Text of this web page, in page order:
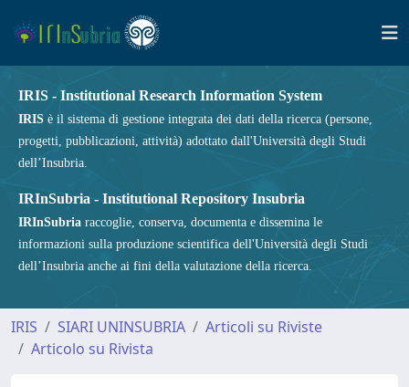
IRIS - Institutional Research Information System
IRIS è il sistema di gestione integrata dei dati della ricerca (persone,
progetti, pubblicazioni, attività) adottato dall'Università degli Studi
dell’Insubria.
IRInSubria - Institutional Repository Insubria
IRInSubria raccoglie, conserva, documenta e dissemina le
informazioni sulla produzione scientifica dell'Università degli Studi
dell’Insubria anche ai fini della valutazione della ricerca.
IRIS SIARI UNINSUBRIA
Articoli su Riviste
Articolo su Rivista